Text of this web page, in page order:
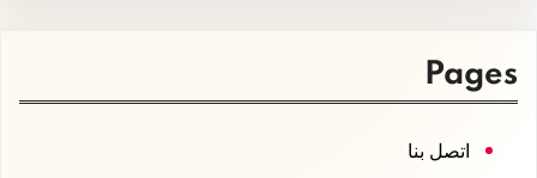
Pages
اتصل بنا